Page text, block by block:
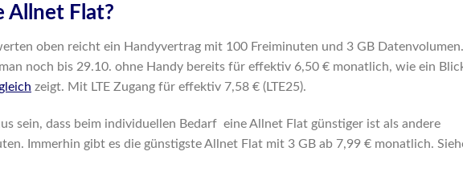
Allnet Flat?
oben reicht ein Handyvertrag mit 100 Freiminuten und 3 GB Datenvolumen.
noch bis 29.10. ohne Handy bereits für effektiv 6,50 € monatlich, wie ein
zeigt. Mit LTE Zugang für effektiv 7,58 € (LTE25).
sein, dass beim individuellen Bedarf eine Allnet Flat günstiger ist als andere
Immerhin gibt es die günstigste Allnet Flat mit 3 GB ab 7,99 € monatlich.